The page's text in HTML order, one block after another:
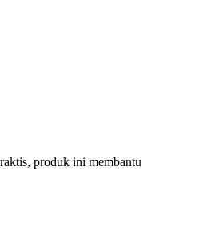
produk ini membantu